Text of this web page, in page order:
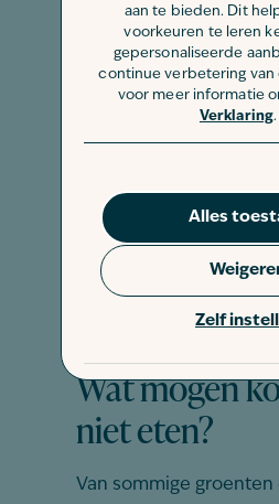
aan te bieden. Dit
voorkeuren te leren
gepersonaliseerde
continue verbetering van
voor meer informatie
Verklaring.
Alles
Zelf
Banaan
Bosbessen
Bramen
Druiven
Frambozen
Grapefruit
Mandarijn
Papaja
Watermeloen
Wat mogen
niet eten?
Van sommige